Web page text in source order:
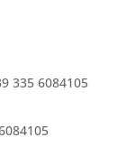
335 6084105